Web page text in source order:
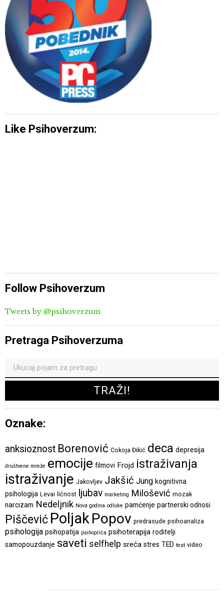
Like Psihoverzum:
Follow Psihoverzum
Tweets by @psihoverzum
Pretraga Psihoverzuma
Oznake:
anksioznost Borenović Cokoja Đikić deca depresija
društvene mreže emocije filmovi Frojd istraživanja
istraživanje Jakovljev Jakšić Jung kognitivna
psihologija Levai ličnost ljubav marketing Milošević mozak
narcizam Nedeljnik Nova godina odluke pamćenje partnerski odnosi
Piščević PoljakPopov predrasude psihoanaliza
psihologija psihopatija psihopriča psihoterapija roditelji
samopouzdanje saveti selfhelp sreća stres TED test video